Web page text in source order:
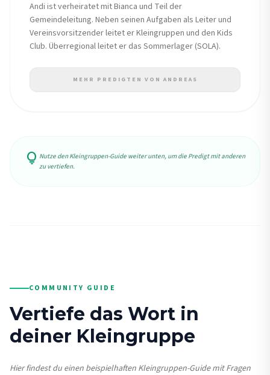
Andi ist verheiratet mit Bianca und Teil der
Gemeindeleitung. Neben seinen Aufgaben als Leiter und
Vereinsvorsitzender leitet er Kleingruppen und den Kids
Club. Überregional leitet er das Sommerlager (SOLA).
MEHR PREDIGTEN VON ANDREAS
lightbulb Nutze den Kleingruppen-Guide weiter unten, um die Predigt mit anderen
zu vertiefen.
COMMUNITY GUIDE
Vertiefe das Wort in
deiner Kleingruppe
Hier findest du einen beispielhaften Kleingruppen-Guide mit Fragen